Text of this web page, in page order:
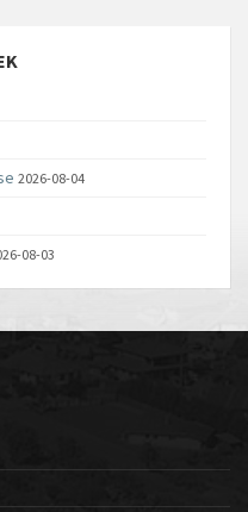
2026-08-04
08-03